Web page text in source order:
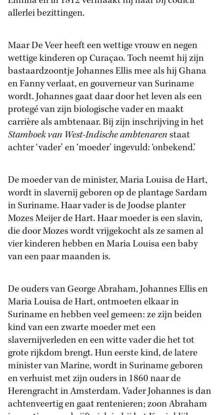
allerlei bezittingen.
Maar De Veer heeft een wettige vrouw en negen
wettige kinderen op Curaçao. Toch neemt hij zijn
bastaardzoontje Johannes Ellis mee als hij Ghana
en Fanny verlaat, en gouverneur van Suriname
wordt. Johannes gaat daar door het leven als een
protegé van zijn biologische vader en maakt
carrière als ambtenaar. Bij zijn inschrijving in het
Stamboek van West-Indische ambtenaren staat
achter ‘vader’ en ‘moeder’ ingevuld: ‘onbekend.’
De moeder van de minister, Maria Louisa de Hart,
wordt in slavernij geboren op de plantage Sardam
in Suriname. Haar vader is de Joodse planter
Mozes Meijer de Hart. Haar moeder is een slavin,
die door Mozes wordt vrijgekocht als ze samen al
vier kinderen hebben en Maria Louisa een baby
van een paar maanden is.
De ouders van George Abraham, Johannes Ellis en
Maria Louisa de Hart, ontmoeten elkaar in
Suriname en hebben veel gemeen: ze zijn beiden
kind van een zwarte moeder met een
slavernijverleden en een witte vader die het tot
grote rijkdom brengt. Hun eerste kind, de latere
minister van Marine, wordt in Suriname geboren
en verhuist met zijn ouders in 1860 naar de
Herengracht in Amsterdam. Vader Johannes is dan
achtenveertig en gaat rentenieren; zoon Abraham